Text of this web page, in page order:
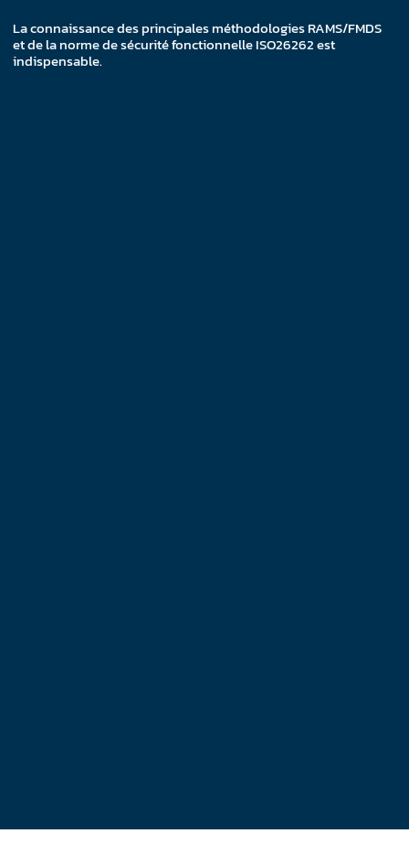
La connaissance des principales méthodologies RAMS/FMDS
et de la norme de sécurité fonctionnelle ISO26262 est
indispensable.